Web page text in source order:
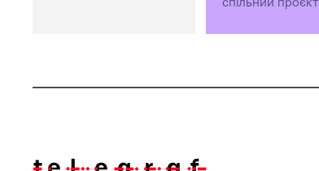
спільний проєкт